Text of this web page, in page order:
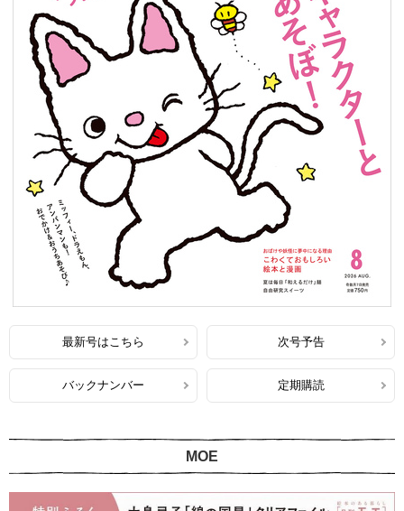
最新号はこちら 次号予告
バックナンバー 定期購読
MOE